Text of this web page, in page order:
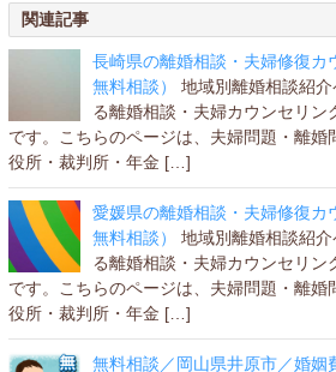
関連記事
長崎県の離婚相談・夫婦修復カ
無料相談）
地域別離婚相談紹
る離婚相談・夫婦カウンセリン
です。こちらのページは、夫婦問題・離婚
役所・裁判所・年金 […]
愛媛県の離婚相談・夫婦修復カ
無料相談）
地域別離婚相談紹
る離婚相談・夫婦カウンセリン
です。こちらのページは、夫婦問題・離婚
役所・裁判所・年金 […]
無料相談／岡山県井原市／婚姻